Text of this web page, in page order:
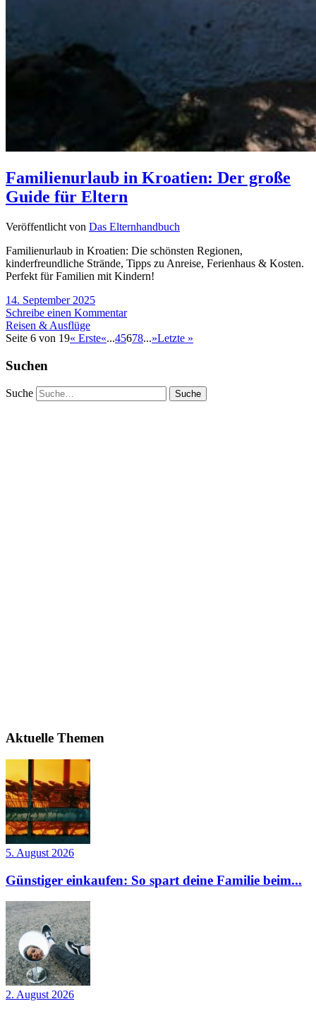
Familienurlaub in Kroatien: Der große
Guide für Eltern
Veröffentlicht von Das Elternhandbuch
Familienurlaub in Kroatien: Die schönsten Regionen,
kinderfreundliche Strände, Tipps zu Anreise, Ferienhaus & Kosten.
Perfekt für Familien mit Kindern!
14. September 2025
Schreibe einen Kommentar
Reisen & Ausflüge
Seite 6 von 19« Erste«...45678...»Letzte »
Suchen
Suche
Aktuelle Themen
5. August 2026
Günstiger einkaufen: So spart deine Familie beim...
2. August 2026